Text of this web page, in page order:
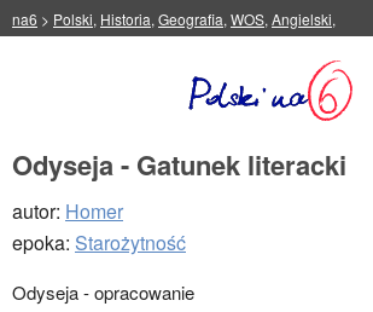
na6 > Polski, Historia, Geografia, WOS, Angielski,
Odyseja - Gatunek literacki
autor: Homer
epoka: Starożytność
Odyseja - opracowanie